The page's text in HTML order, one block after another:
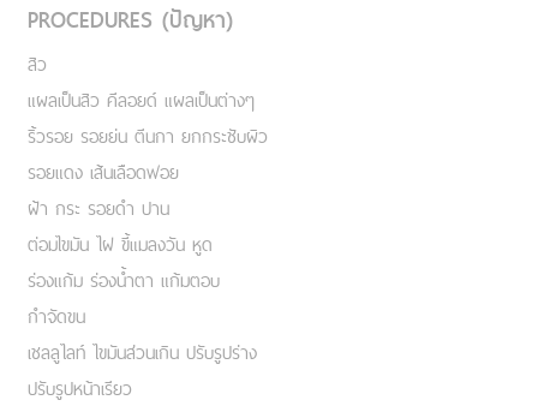
PROCEDURES (ปัญหา)
สิว
แผลเป็นสิว คีลอยด์ แผลเป็นต่างๆ
ริ้วรอย รอยย่น ตีนกา ยกกระชับผิว
รอยแดง เส้นเลือดฟอย
ฝ้า กระ รอยดำ ปาน
ต่อมไขมัน ไฝ ขี้แมลงวัน หูด
ร่องแก้ม ร่องน้ำตา แก้มตอบ
กำจัดขน
เชลลูไลท์ ไขมันส่วนเกิน ปรับรูปร่าง
ปรับรูปหน้าเรียว